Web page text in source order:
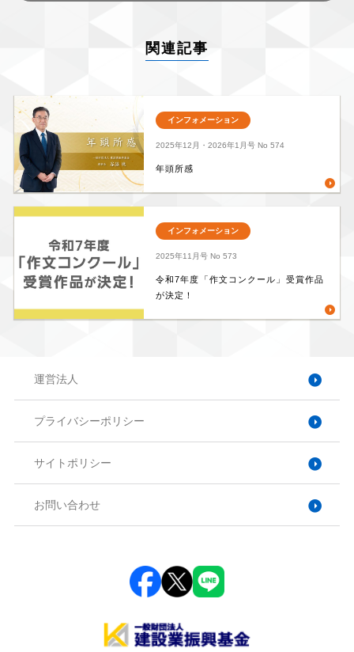
関連記事
インフォメーション
2025年12月・2026年1月号No 574
年頭所感
インフォメーション
2025年11月号No 573
令和7年度「作文コンクール」受賞作品
が決定！
運営法人
プライバシーポリシー
サイトポリシー
お問い合わせ